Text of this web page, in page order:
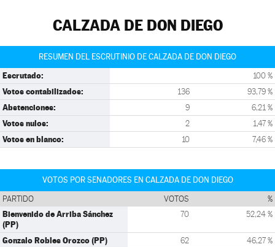
CALZADA DE DON DIEGO
RESUMEN DEL ESCRUTINIO DE CALZADA DE DON DIEGO
Escrutado: 100 %
Votos contabilizados: 136 93,79 %
Abstenciones: 9 6,21 %
Votos nulos: 2 1,47 %
Votos en blanco: 10 7,46 %
VOTOS POR SENADORES EN CALZADA DE DON DIEGO
PARTIDO VOTOS %
Bienvenido de Arriba Sánchez
(PP)
70 52,24 %
Gonzalo Robles Orozco (PP) 62 46,27 %